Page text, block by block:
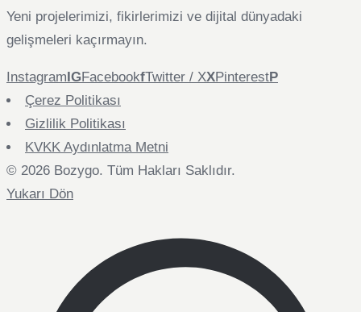
Yeni projelerimizi, fikirlerimizi ve dijital dünyadaki
gelişmeleri kaçırmayın.
Instagram Facebook Twitter / X
Pinterest
Çerez Politikası
Gizlilik Politikası
KVKK Aydınlatma Metni
© 2026 Bozygo. Tüm Hakları Saklıdır.
Yukarı Dön